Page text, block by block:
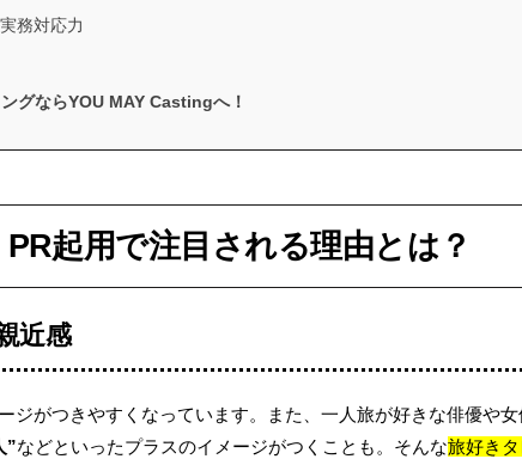
務対応力
グならYOU MAY Castingへ！
起用で注目される理由とは？
近感
ジがつきやすくなっています。また、一人旅が好きな俳優や
”などといったプラスのイメージがつくことも。そんな旅好き